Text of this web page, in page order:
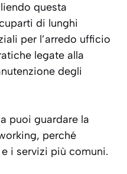
questa
di lunghi
per l’arredo ufficio
legate alla
degli
puoi guardare la
perché
i servizi più comuni.